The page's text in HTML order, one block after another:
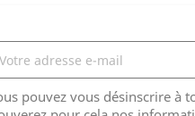
pouvez vous désinscrire à